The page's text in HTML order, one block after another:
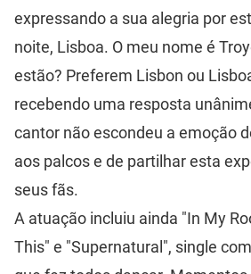
expressando a sua alegria por
noite, Lisboa. O meu nome é
estão? Preferem Lisbon ou
recebendo uma resposta
cantor não escondeu a emoção
aos palcos e de partilhar esta
seus fãs.
A atuação incluiu ainda "In My
This" e "Supernatural", single